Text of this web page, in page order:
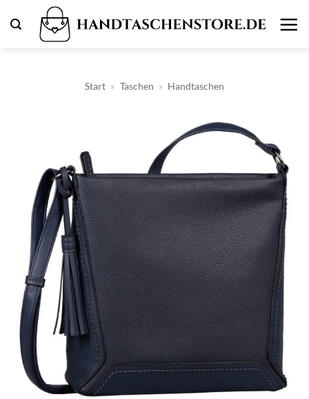
Inhalt
Start » Taschen » Handtaschen